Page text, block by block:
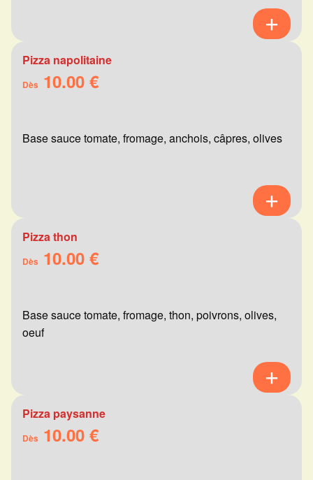
Pizza napolitaine
Dès 10.00 €
Base sauce tomate, fromage, anchois, câpres, olives
Pizza thon
Dès 10.00 €
Base sauce tomate, fromage, thon, poivrons, olives,
oeuf
Pizza paysanne
Dès 10.00 €